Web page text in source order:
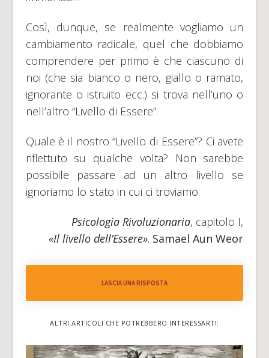
Così, dunque, se realmente vogliamo un
cambiamento radicale, quel che dobbiamo
comprendere per primo è che ciascuno di
noi (che sia bianco o nero, giallo o ramato,
ignorante o istruito ecc.) si trova nell’uno o
nell’altro “Livello di Essere”.
Quale è il nostro “Livello di Essere”? Ci avete
riflettuto su qualche volta? Non sarebbe
possibile passare ad un altro livello se
ignoriamo lo stato in cui ci troviamo.
Psicologia Rivoluzionaria, capitolo I,
«Il livello dell’Essere». Samael Aun Weor
LASCIA UNA RISPOSTA
ALTRI ARTICOLI CHE POTREBBERO INTERESSARTI: